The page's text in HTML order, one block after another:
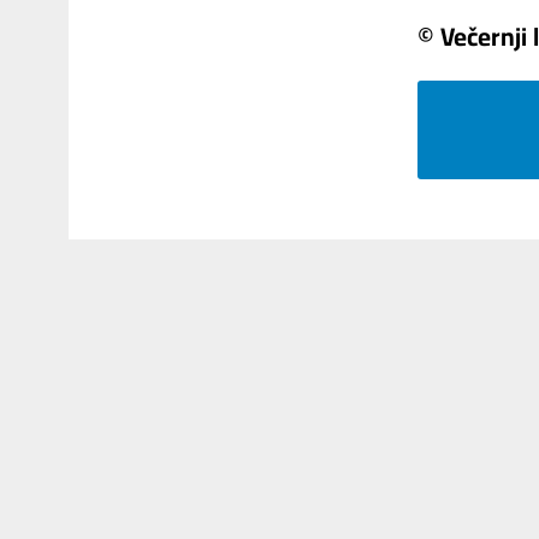
© Večernji